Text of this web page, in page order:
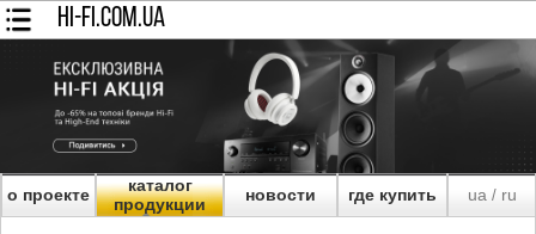
HI-FI.COM.UA
о проекте
каталог
продукции
новости где купить ua/ ru